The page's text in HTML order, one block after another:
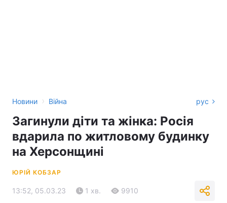
Новини › Війна рус
Загинули діти та жінка: Росія
вдарила по житловому будинку
на Херсонщині
ЮРІЙ КОБЗАР
13:52, 05.03.23 1 хв. 9910